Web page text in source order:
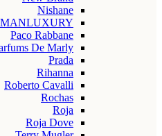
Nishane
Paco Rabbane
De Marly
Prada
Rihanna
Roberto Cavalli
Rochas
Roja
Roja Dove